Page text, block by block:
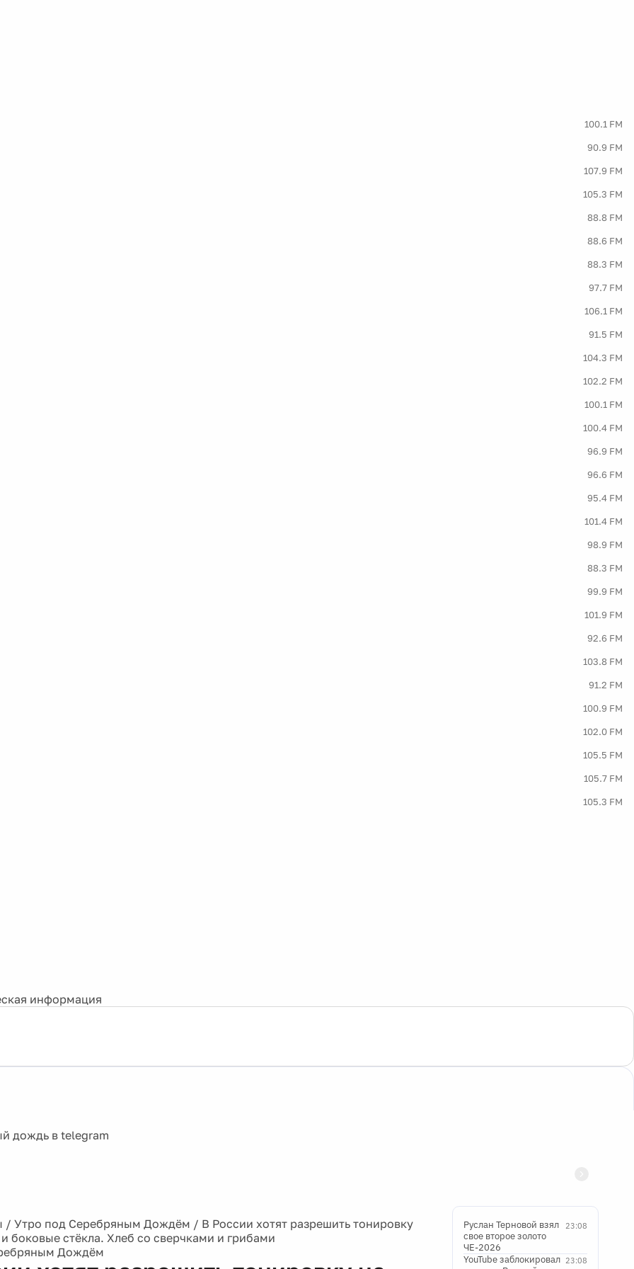
100.1 FM
90.9 FM
107.9 FM
105.3 FM
88.8 FM
88.6 FM
88.3 FM
97.7 FM
106.1 FM
91.5 FM
104.3 FM
102.2 FM
100.1 FM
100.4 FM
96.9 FM
96.6 FM
95.4 FM
101.4 FM
98.9 FM
88.3 FM
99.9 FM
101.9 FM
92.6 FM
103.8 FM
91.2 FM
100.9 FM
102.0 FM
105.5 FM
105.7 FM
105.3 FM
информация
/ Утро под Серебряным Дождём / В России хотят разрешить тонировку
боковые стёкла. Хлеб со сверчками и грибами
Дождём
23:08
Руслан Терновой взял
свое второе золото
ЧЕ-2026
23:08
YouTube заблокировал